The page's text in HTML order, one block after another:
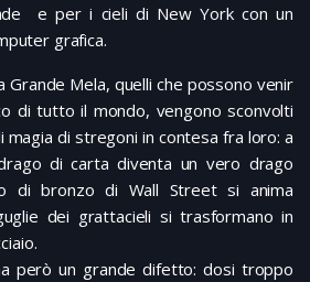
e per i cieli di New York con un
grafica.
Grande Mela, quelli che possono venir
di tutto il mondo, vengono sconvolti
magia di stregoni in contesa fra loro: a
di carta diventa un vero drago
di bronzo di Wall Street si anima
dei grattacieli si trasformano in
però un grande difetto: dosi troppo